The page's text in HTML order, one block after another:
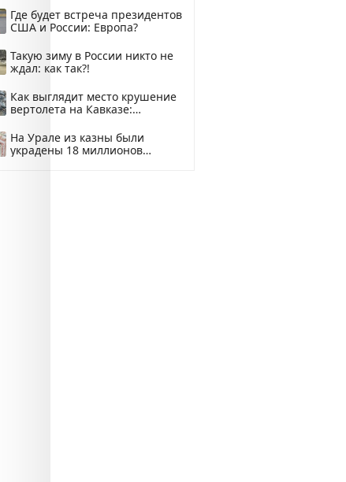
Где будет встреча президентов
США и России: Европа?
Такую зиму в России никто не
ждал: как так?!
Как выглядит место крушение
вертолета на Кавказе:
На Урале из казны были
украдены 18 миллионов